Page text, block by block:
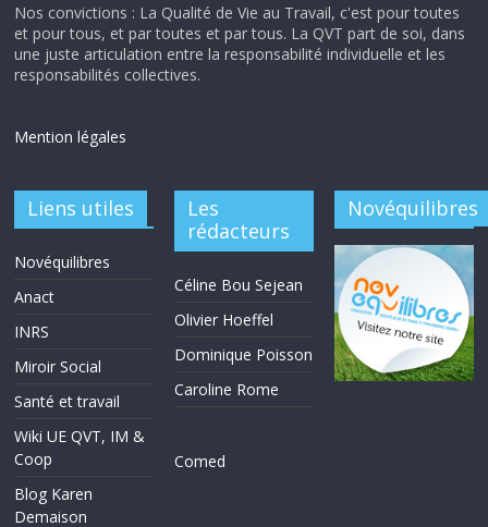
Nos convictions : La Qualité de Vie au Travail, c'est pour toutes
et pour tous, et par toutes et par tous. La QVT part de soi, dans
une juste articulation entre la responsabilité individuelle et les
responsabilités collectives.
Mention légales
Liens utiles
Novéquilibres
Anact
INRS
Miroir Social
Santé et travail
Wiki UE QVT, IM &
Coop
Blog Karen
Demaison
Les
rédacteurs
Céline Bou Sejean
Olivier Hoeffel
Dominique Poisson
Caroline Rome
Comed
Novéquilibres